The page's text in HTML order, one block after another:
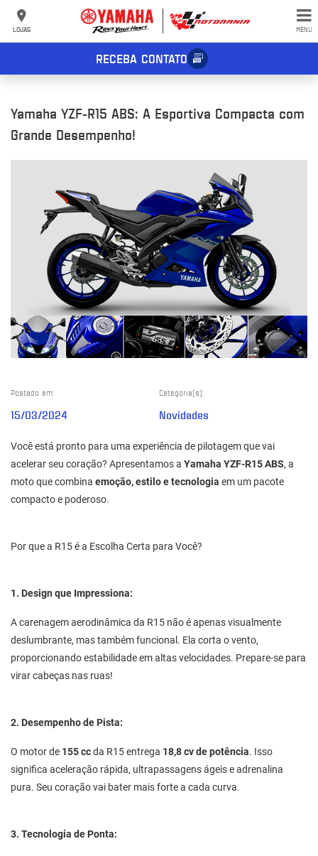
LOJAS MENU
RECEBA CONTATO
Yamaha YZF-R15 ABS: A Esportiva Compacta com
Grande Desempenho!
Categoria(s):
Novidades
Postado em:
15/03/2024
Você está pronto para uma experiência de pilotagem que vai
acelerar seu coração? Apresentamos a Yamaha YZF-R15 ABS, a
moto que combina emoção, estilo e tecnologia em um pacote
compacto e poderoso.
Por que a R15 é a Escolha Certa para Você?
1. Design que Impressiona:
A carenagem aerodinâmica da R15 não é apenas visualmente
deslumbrante, mas também funcional. Ela corta o vento,
proporcionando estabilidade em altas velocidades. Prepare-se para
virar cabeças nas ruas!
2. Desempenho de Pista:
O motor de 155 ccda R15 entrega 18,8 cv de potência. Isso
significa aceleração rápida, ultrapassagens ágeis e adrenalina
pura. Seu coração vai bater mais forte a cada curva.
3. Tecnologia de Ponta: